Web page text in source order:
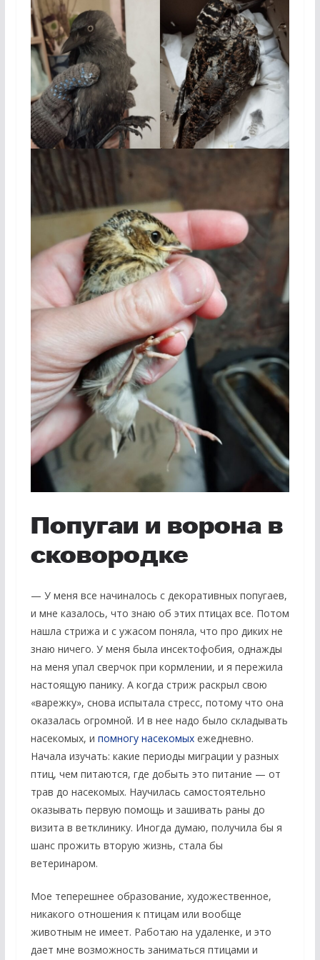
Попугаи и ворона в
сковородке
— У меня все начиналось с декоративных попугаев,
и мне казалось, что знаю об этих птицах все. Потом
нашла стрижа и с ужасом поняла, что про диких не
знаю ничего. У меня была инсектофобия, однажды
на меня упал сверчок при кормлении, и я пережила
настоящую панику. А когда стриж раскрыл свою
«варежку», снова испытала стресс, потому что она
оказалась огромной. И в нее надо было складывать
насекомых, и помногу насекомыхежедневно.
Начала изучать: какие периоды миграции у разных
птиц, чем питаются, где добыть это питание — от
трав до насекомых. Научилась самостоятельно
оказывать первую помощь и зашивать раны до
визита в ветклинику. Иногда думаю, получила бы я
шанс прожить вторую жизнь, стала бы
ветеринаром.
Мое теперешнее образование, художественное,
никакого отношения к птицам или вообще
животным не имеет. Работаю на удаленке, и это
дает мне возможность заниматься птицами и